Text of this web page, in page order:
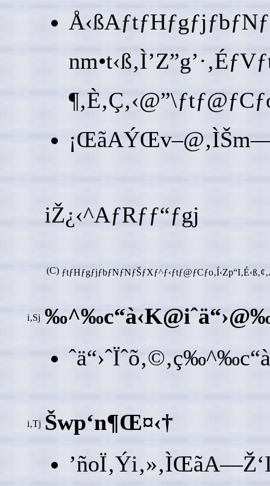
iŽ¿‹^AƒRƒƒ“ƒgj
(C)
i‚Sj
i‚Tj Šwp‘n¶Œ¤‹†